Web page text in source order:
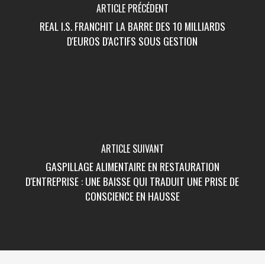
ARTICLE PRÉCÉDENT
REAL I.S. FRANCHIT LA BARRE DES 10 MILLIARDS
D'EUROS D'ACTIFS SOUS GESTION
ARTICLE SUIVANT
GASPILLAGE ALIMENTAIRE EN RESTAURATION
D'ENTREPRISE : UNE BAISSE QUI TRADUIT UNE PRISE DE
CONSCIENCE EN HAUSSE